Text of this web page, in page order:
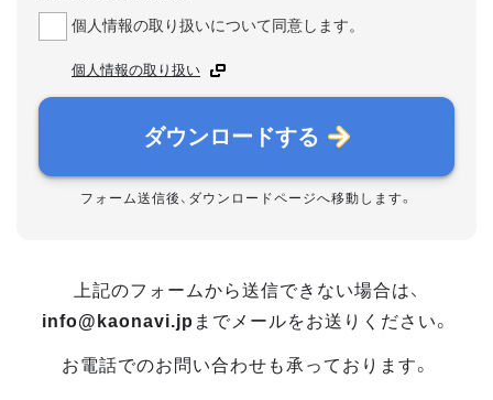
個人情報の取り扱いについて同意します。
個人情報の取り扱い
ダウンロードする
フォーム送信後、ダウンロードページへ移動します。
上記のフォームから送信できない場合は、
info@kaonavi.jp までメールをお送りください。
お電話でのお問い合わせも承っております。